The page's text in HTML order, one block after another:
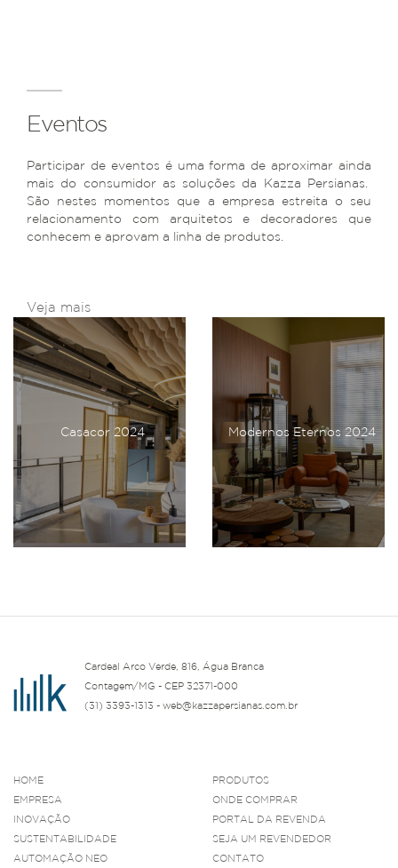
Eventos
Participar de eventos é uma forma de aproximar ainda
mais do consumidor as soluções da Kazza Persianas.
São nestes momentos que a empresa estreita o seu
relacionamento com arquitetos e decoradores que
conhecem e aprovam a linha de produtos.
Veja mais
Casacor 2024 Modernos Eternos 2024
Cardeal Arco Verde, 816, Água Branca
Contagem/MG - CEP 32371-000
(31) 3393-1313 - web@kazzapersianas.com.br
HOME
EMPRESA
INOVAÇÃO
SUSTENTABILIDADE
AUTOMAÇÃO NEO
PRODUTOS
ONDE COMPRAR
PORTAL DA REVENDA
SEJA UM REVENDEDOR
CONTATO